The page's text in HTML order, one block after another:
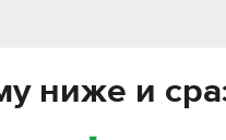
ниже и